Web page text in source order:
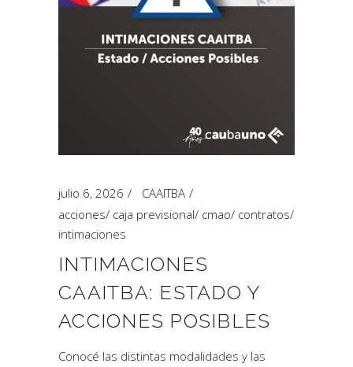
julio 6, 2026
CAAITBA
acciones/ caja previsional/ cmao/ contratos/
intimaciones
INTIMACIONES
CAAITBA: ESTADO Y
ACCIONES POSIBLES
Conocé las distintas modalidades y las